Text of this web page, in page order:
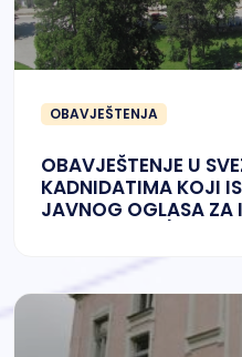
OBAVJEŠTENJA
OBAVJEŠTENJE U
KADNIDATIMA KOJI
JAVNOG OGLASA ZA
NADZORNIM
I UPRAVNIM